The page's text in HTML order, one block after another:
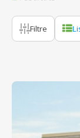
Filtre